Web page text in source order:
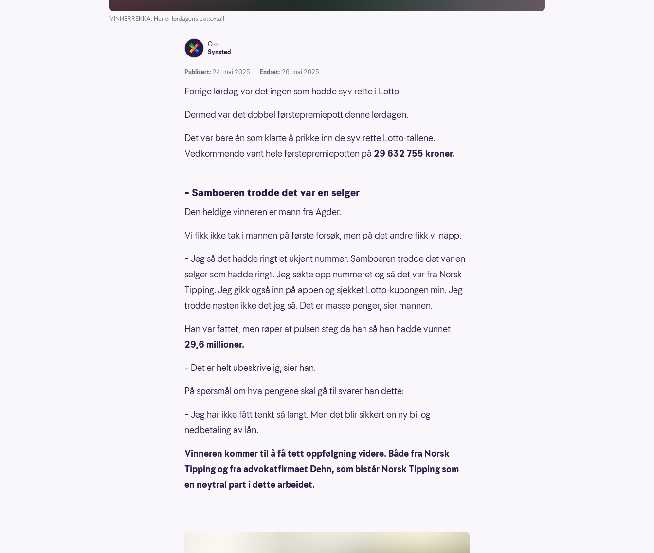
VINNERREKKA: Her er lørdagens Lotto-tall.
Gro
Synstad
Publisert: 24. mai 2025 Endret: 26. mai 2025
Forrige lørdag var det ingen som hadde syv rette i Lotto.
Dermed var det dobbel førstepremiepott denne lørdagen.
Det var bare én som klarte å prikke inn de syv rette Lotto-tallene.
Vedkommende vant hele førstepremiepotten på 29 632 755 kroner.
– Samboeren trodde det var en selger
Den heldige vinneren er mann fra Agder.
Vi fikk ikke tak i mannen på første forsøk, men på det andre fikk vi napp.
– Jeg så det hadde ringt et ukjent nummer. Samboeren trodde det var en
selger som hadde ringt. Jeg søkte opp nummeret og så det var fra Norsk
Tipping. Jeg gikk også inn på appen og sjekket Lotto-kupongen min. Jeg
trodde nesten ikke det jeg så. Det er masse penger, sier mannen.
Han var fattet, men røper at pulsen steg da han så han hadde vunnet
29,6 millioner.
– Det er helt ubeskrivelig, sier han.
På spørsmål om hva pengene skal gå til svarer han dette:
– Jeg har ikke fått tenkt så langt. Men det blir sikkert en ny bil og
nedbetaling av lån.
Vinneren kommer til å få tett oppfølgning videre. Både fra Norsk
Tipping og fra advokatfirmaet Dehn, som bistår Norsk Tipping som
en nøytral part i dette arbeidet.